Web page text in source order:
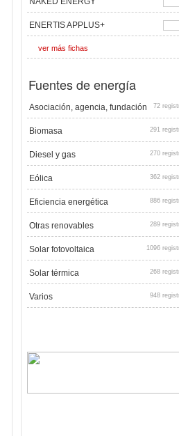
ENERTIS APPLUS+
ver más fichas
Fuentes de energía
Asociación, agencia, fundación 72
Biomasa 291
Diesel y gas 270
Eólica 362
Eficiencia energética 886
Otras renovables 289
Solar fotovoltaica 1096
Solar térmica 268
Varios 948